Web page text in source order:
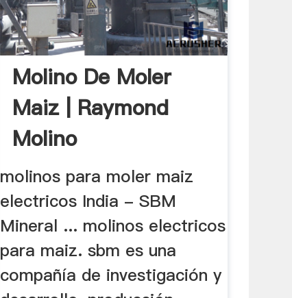
Molino De Moler
Maiz | Raymond
Molino
molinos para moler maiz
electricos India - SBM
Mineral ... molinos electricos
para maiz. sbm es una
compañía de investigación y